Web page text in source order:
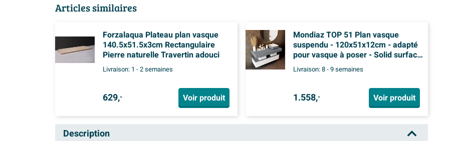
Articles similaires
Forzalaqua Plateau plan vasque
140.5x51.5x3cm Rectangulaire
Pierre naturelle Travertin adouci
Livraison: 1 - 2 semaines
629,- Voir produit
Mondiaz TOP 51 Plan vasque
suspendu - 120x51x12cm - adapté
pour vasque à poser - Solid surface
- Plata
Livraison:8 - 9 semaines
1.558,- Voir produit
Description